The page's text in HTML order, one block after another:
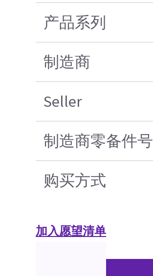
产品系列
制造商
Seller
制造商零备件号
购买方式
加入愿望清单